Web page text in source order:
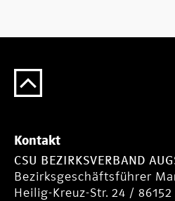
Kontakt
CSU BEZIRKSVERBAND
Bezirksgeschäftsführer
Heilig-Kreuz-Str. 24 /